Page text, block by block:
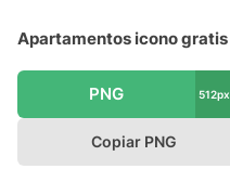
Apartamentos icono gratis
PNG 512px
Copiar PNG